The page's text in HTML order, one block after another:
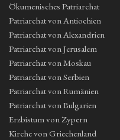
Ökumenisches Patriarchat
Patriarchat von Antiochien
Patriarchat von Alexandrien
Patriarchat von Jerusalem
Patriarchat von Moskau
Patriarchat von Serbien
Patriarchat von Rumänien
Patriarchat von Bulgarien
Erzbistum von Zypern
Kirche von Griechenland